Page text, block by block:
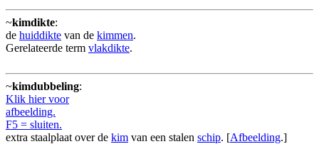
~kimdikte:
de huiddikte van de kimmen.
Gerelateerde term vlakdikte.
~kimdubbeling:
Klik hier voor
afbeelding.
F5 = sluiten.
extra staalplaat over de kim van een stalen schip. [Afbeelding.]